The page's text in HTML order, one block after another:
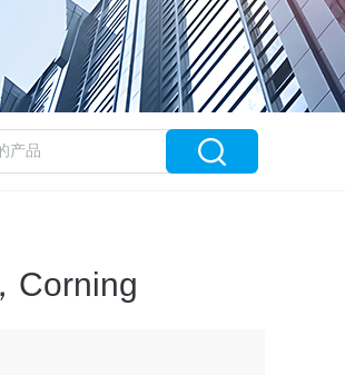
Corning